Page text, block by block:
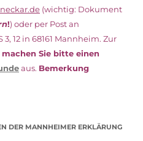
(wichtig: Dokument
!) oder per Post an
12 in 68161 Mannheim. Zur
Sie bitte einen
aus. Bemerkung
DER MANNHEIMER ERKLÄRUNG